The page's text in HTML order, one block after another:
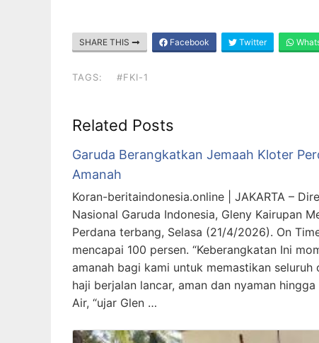
SHARE THIS Facebook Twitter
TAGS: #FKI-1
Related Posts
Garuda Berangkatkan Jemaah Kloter
Amanah
Koran-beritaindonesia.online | JAKARTA –
Nasional Garuda Indonesia, Gleny Kairupan
Perdana terbang, Selasa (21/4/2026). On
mencapai 100 persen. “Keberangkatan Ini
amanah bagi kami untuk memastikan seluruh
haji berjalan lancar, aman dan nyaman
Air, “ujar Glen …